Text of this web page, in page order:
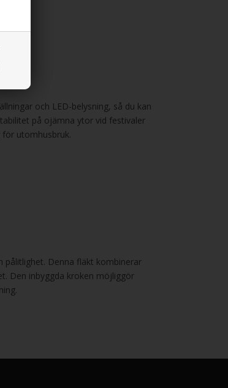
och LED-belysning, så du kan
på ojämna ytor vid festivaler
utomhusbruk.
Denna fläkt kombinerar
Den inbyggda kroken möjliggör